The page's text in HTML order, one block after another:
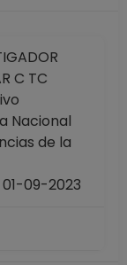
C TC
Nacional
de la
09-2023